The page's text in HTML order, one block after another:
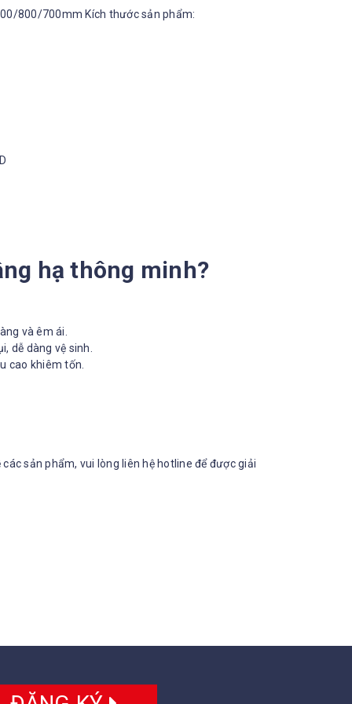
800/700mm Kích thước sản phẩm:
hạ thông minh?
và êm ái.
dễ dàng vệ sinh.
cao khiêm tốn.
sản phẩm, vui lòng liên hệ hotline để được giải